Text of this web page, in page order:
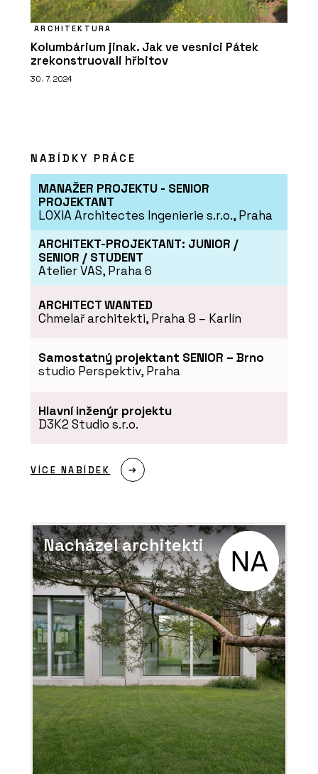
ARCHITEKTURA
Kolumbárium jinak. Jak ve vesnici Pátek
zrekonstruovali hřbitov
30. 7. 2024
NABÍDKY PRÁCE
MANAŽER PROJEKTU - SENIOR
PROJEKTANT
LOXIA Architectes Ingenierie s.r.o., Praha
ARCHITEKT-PROJEKTANT: JUNIOR /
SENIOR / STUDENT
Atelier VAS, Praha 6
ARCHITECT WANTED
Chmelař architekti, Praha 8 – Karlín
Samostatný projektant SENIOR – Brno
studio Perspektiv, Praha
Hlavní inženýr projektu
D3K2 Studio s.r.o.
VÍCE NABÍDEK
Nacházel architekti